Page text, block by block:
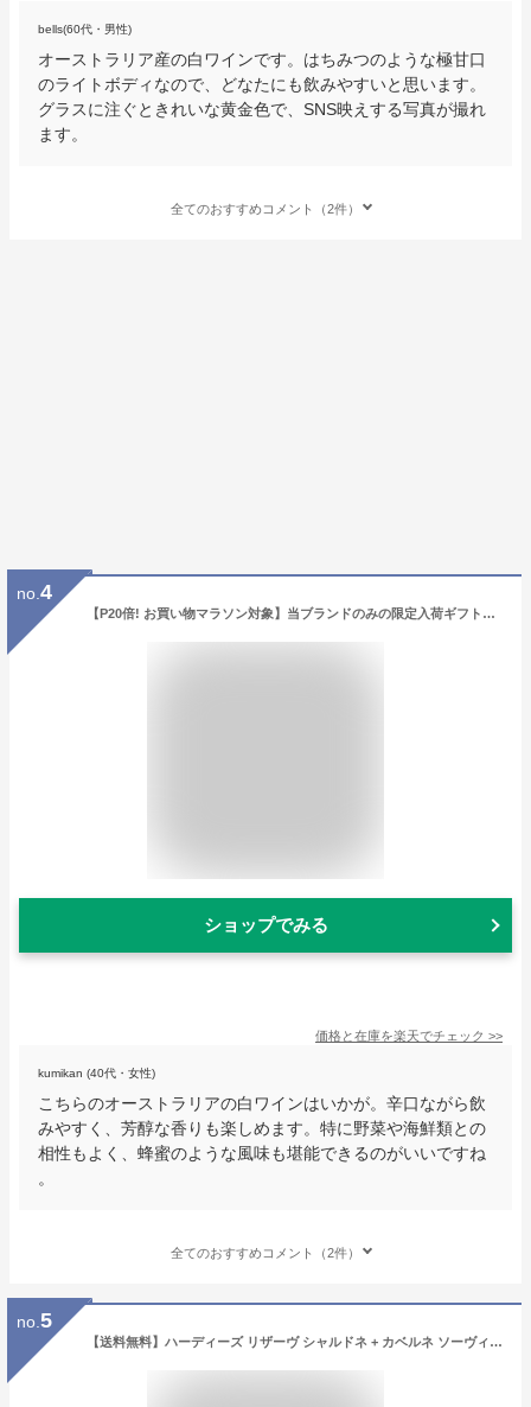
bells(60代・男性)
オーストラリア産の白ワインです。はちみつのような極甘口
のライトボディなので、どなたにも飲みやすいと思います。
グラスに注ぐときれいな黄金色で、SNS映えする写真が撮れ
ます。
全てのおすすめコメント（2件）
no. 4
【P20倍! お買い物マラソン対象】当ブランドのみの限定入荷ギフトに最適な希少な白ワイン ■ブロックセブンリースリング 白ワイン 12.5% 辛口 ライトボディ オーストラリア 750ml ギフト プレゼント ボトル単品
ショップでみる
価格と在庫を楽天でチェック >>
kumikan (40代・女性)
こちらのオーストラリアの白ワインはいかが。辛口ながら飲
みやすく、芳醇な香りも楽しめます。特に野菜や海鮮類との
相性もよく、蜂蜜のような風味も堪能できるのがいいですね
。
全てのおすすめコメント（2件）
no. 5
【送料無料】ハーディーズ リザーヴ シャルドネ + カベルネ ソーヴィニヨン各5L2本セット【 ボックスワイン オーストラリア お得サイズ 白ワイン 赤ワイン コストコ コスパ パーティー おすすめ】